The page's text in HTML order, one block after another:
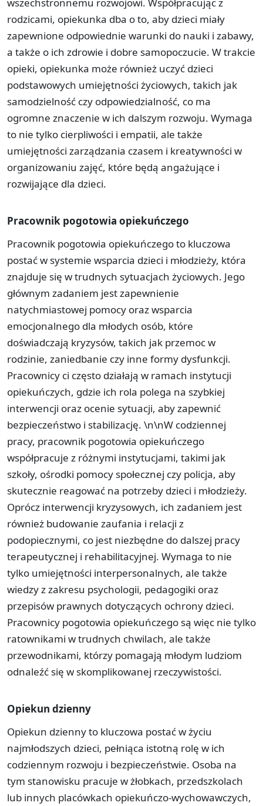
rodzicami, opiekunka dba o to, aby dzieci miały
zapewnione odpowiednie warunki do nauki i zabawy,
a także o ich zdrowie i dobre samopoczucie. W trakcie
opieki, opiekunka może również uczyć dzieci
podstawowych umiejętności życiowych, takich jak
samodzielność czy odpowiedzialność, co ma
ogromne znaczenie w ich dalszym rozwoju. Wymaga
to nie tylko cierpliwości i empatii, ale także
umiejętności zarządzania czasem i kreatywności w
organizowaniu zajęć, które będą angażujące i
rozwijające dla dzieci.
Pracownik pogotowia opiekuńczego
Pracownik pogotowia opiekuńczego to kluczowa
postać w systemie wsparcia dzieci i młodzieży, która
znajduje się w trudnych sytuacjach życiowych. Jego
głównym zadaniem jest zapewnienie
natychmiastowej pomocy oraz wsparcia
emocjonalnego dla młodych osób, które
doświadczają kryzysów, takich jak przemoc w
rodzinie, zaniedbanie czy inne formy dysfunkcji.
Pracownicy ci często działają w ramach instytucji
opiekuńczych, gdzie ich rola polega na szybkiej
interwencji oraz ocenie sytuacji, aby zapewnić
bezpieczeństwo i stabilizację. \n\nW codziennej
pracy, pracownik pogotowia opiekuńczego
współpracuje z różnymi instytucjami, takimi jak
szkoły, ośrodki pomocy społecznej czy policja, aby
skutecznie reagować na potrzeby dzieci i młodzieży.
Oprócz interwencji kryzysowych, ich zadaniem jest
również budowanie zaufania i relacji z
podopiecznymi, co jest niezbędne do dalszej pracy
terapeutycznej i rehabilitacyjnej. Wymaga to nie
tylko umiejętności interpersonalnych, ale także
wiedzy z zakresu psychologii, pedagogiki oraz
przepisów prawnych dotyczących ochrony dzieci.
Pracownicy pogotowia opiekuńczego są więc nie tylko
ratownikami w trudnych chwilach, ale także
przewodnikami, którzy pomagają młodym ludziom
odnaleźć się w skomplikowanej rzeczywistości.
Opiekun dzienny
Opiekun dzienny to kluczowa postać w życiu
najmłodszych dzieci, pełniąca istotną rolę w ich
codziennym rozwoju i bezpieczeństwie. Osoba na
tym stanowisku pracuje w żłobkach, przedszkolach
lub innych placówkach opiekuńczo-wychowawczych,